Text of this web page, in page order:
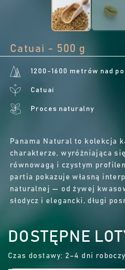
Catuai - 500 g
1200-1600 metrów nad
Catuai
Proces naturalny
Panama Natural to kolekcja
charakterze, wyróżniająca
równowagą i czystym
partia pokazuje własną
naturalnej — od żywej
słodycz i elegancki, długi
DOSTĘPNE
Czas dostawy: 2–4 dni